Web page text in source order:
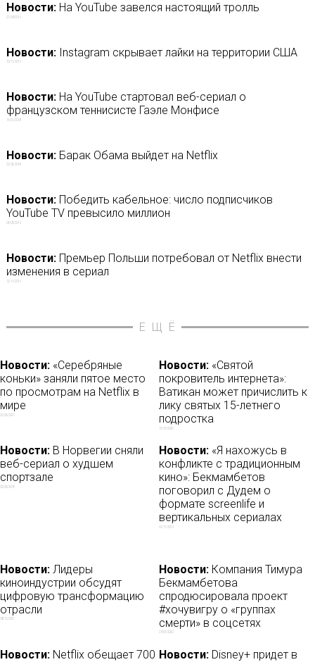
Новости:На YouTube завелся настоящий тролль
27/04/2019
Новости:Instagram скрывает лайки на территории США
10/11/2019
Новости:На YouTube стартовал веб-сериал о
французском теннисисте Гаэле Монфисе
16/01/2018
Новости:Барак Обама выйдет на Netflix
22/05/2018
Новости:Победить кабельное: число подписчиков
YouTube TV превысило миллион
03/03/2019
Новости:Премьер Польши потребовал от Netflix внести
изменения в сериал
12/11/2019
ЕЩЁ
Новости: «Серебряные
коньки» заняли пятое место
по просмотрам на Netflix в
мире
22/06/2021
Новости: «Святой
покровитель интернета»:
Ватикан может причислить к
лику святых 15-летнего
подростка
13/10/2020
Новости: В Норвегии сняли
веб-сериал о худшем
спортзале
02/06/2018
Новости: «Я нахожусь в
конфликте с традиционным
кино»: Бекмамбетов
поговорил с Дудем о
формате screenlife и
вертикальных сериалах
01/11/2019
Новости: Лидеры
киноиндустрии обсудят
цифровую трансформацию
отрасли
08/12/2021
Новости: Компания Тимура
Бекмамбетова
спродюсировала проект
#хочувигру о «группах
смерти» в соцсетях
24/07/2020
Новости: Netflix обещает 700 Новости: Disney+ придет в